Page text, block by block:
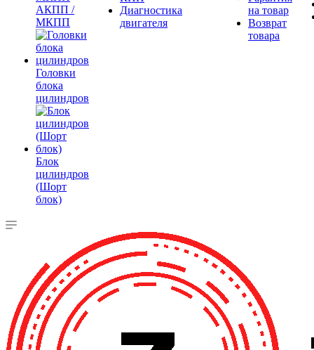
АКПП /
МКПП
Головки
блока
цилиндров
Блок
цилиндров
(Шорт
блок)
Диагностика
двигателя
на товар
Возврат
товара